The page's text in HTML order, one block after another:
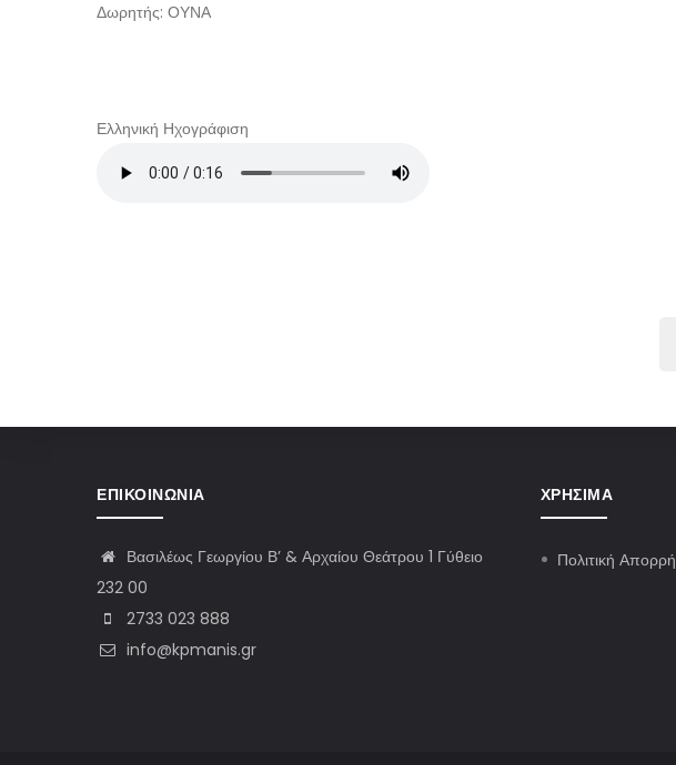
Δωρητής: ΟΥΝΑ
Ελληνική Ηχογράφιση
ΕΠΙΚΟΙΝΩΝΊΑ
Βασιλέως Γεωργίου Β’ & Αρχαίου Θεάτρου 1 Γύθειο
232 00
2733 023 888
info@kpmanis.gr
ΧΡΉΣΙΜΑ
Πολιτική